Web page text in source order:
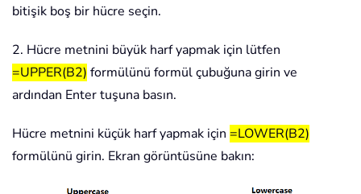
bitişik boş bir hücre seçin.
2. Hücre metnini büyük harf yapmak için lütfen
=UPPER(B2) formülünü formül çubuğuna girin ve
ardından Enter tuşuna basın.
Hücre metnini küçük harf yapmak için =LOWER(B2)
formülünü girin. Ekran görüntüsüne bakın: